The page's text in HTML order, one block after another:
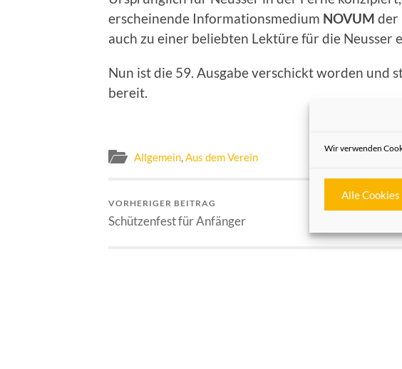
Wir verwenden
Alle Cookies
erscheinende Informationsmedium NOVUM der
auch zu einer beliebten Lektüre für die Neusser
Nun ist die 59. Ausgabe verschickt worden und
bereit.
Allgemein,Aus dem Verein
VORHERIGER BEITRAG
Schützenfest für Anfänger